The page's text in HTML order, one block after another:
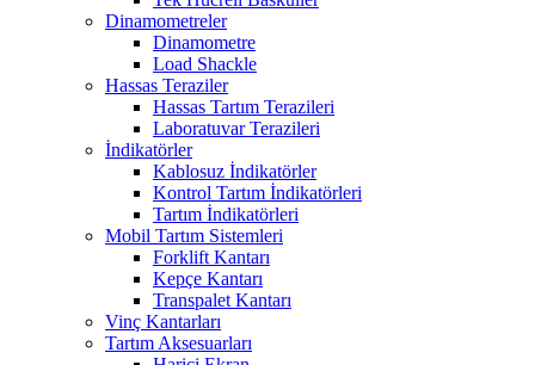
Dinamometreler
Dinamometre
Load Shackle
Hassas Teraziler
Hassas Tartım Terazileri
Laboratuvar Terazileri
İndikatörler
Kablosuz İndikatörler
Kontrol Tartım İndikatörleri
Tartım İndikatörleri
Mobil Tartım Sistemleri
Forklift Kantarı
Kepçe Kantarı
Transpalet Kantarı
Vinç Kantarları
Tartım Aksesuarları